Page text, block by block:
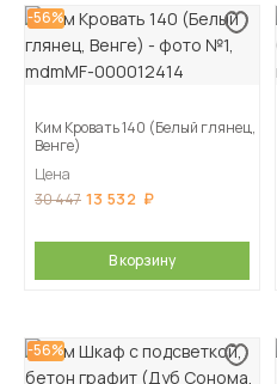
-56%
Ким Кровать 140 (Белый глянец,
Венге)
Цена
30 447 13 532
В корзину
-56%